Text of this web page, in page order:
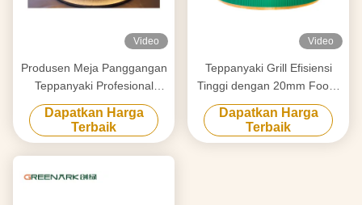
Video
Produsen Meja Panggangan
Teppanyaki Profesional
Dibuat Khusus Dengan
Desain Gratis Pemasok
Peralatan Panggangan
Hibachi Terpercaya
Dapatkan Harga
Terbaik
Video
Teppanyaki Grill Efisiensi
Tinggi dengan 20mm Food-
Grade Alloy Steel
Countertop & Smart Heating
Dapatkan Harga
Terbaik